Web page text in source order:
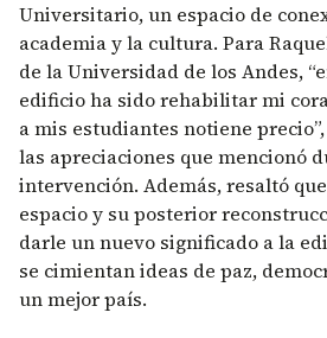
Universitario, un espacio de
academia y la cultura. Para
de la Universidad de los Andes,
edificio ha sido rehabilitar mi
a mis estudiantes notiene
las apreciaciones que mencionó
intervención. Además, resaltó
espacio y su posterior
darle un nuevo significado a la
se cimientan ideas de paz,
un mejor país.